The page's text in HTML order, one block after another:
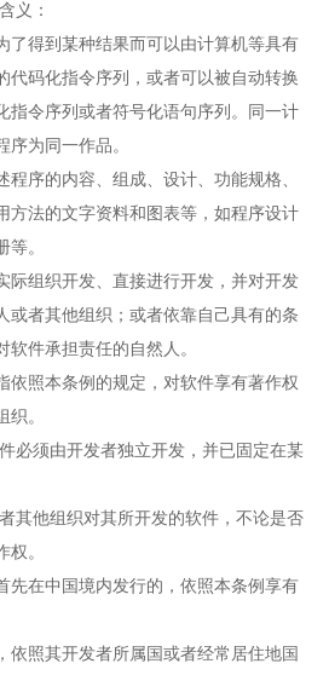
义：
了得到某种结果而可以由计算机等具有
代码化指令序列，或者可以被自动转换
指令序列或者符号化语句序列。同一计
序为同一作品。
程序的内容、组成、设计、功能规格、
方法的文字资料和图表等，如程序设计
等。
际组织开发、直接进行开发，并对开发
或者其他组织；或者依靠自己具有的条
软件承担责任的自然人。
依照本条例的规定，对软件享有著作权
织。
必须由开发者独立开发，并已固定在某
其他组织对其所开发的软件，不论是否
权。
先在中国境内发行的，依照本条例享有
依照其开发者所属国或者经常居住地国